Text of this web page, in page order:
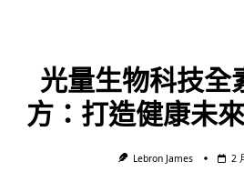
光量生物科技全
方：打造健康未
Lebron James 2